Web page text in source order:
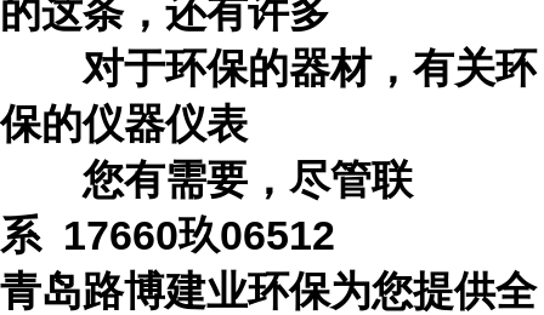
的这条，还有许多
对于环保的器材，有关环
保的仪器仪表
您有需要，尽管联
系 17660玖06512
青岛路博建业环保为您提供全